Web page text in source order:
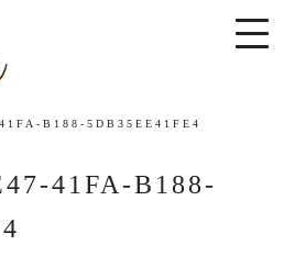
B188-5DB35EE41FE4
41FA-B188-